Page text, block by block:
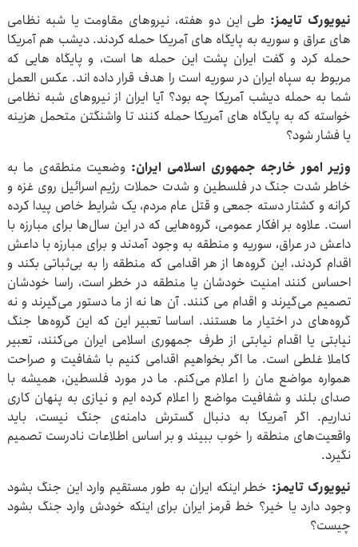
نیویورک تایمز: طی این دو هفته، نیروهای مقاومت یا شبه نظامی
های عراق و سوریه به پایگاه های آمریکا حمله کردند. دیشب هم آمریکا
حمله کرد و گفت ایران پشت این حمله ها است، و پایگاه هایی که
مربوط به سپاه ایران در سوریه است را هدف قرار داده اند. عکس العمل
شما به حمله دیشب آمریکا چه بود؟ آیا ایران از نیروهای شبه نظامی
خواسته که به پایگاه های آمریکا حمله کنند تا واشنگتن متحمل هزینه
یا فشار شود؟
وزیر امور خارجه جمهوری اسلامی ایران: وضعیت منطقه‌ی ما به
خاطر شدت جنگ در فلسطین و شدت حملات رژیم اسرائیل روی غزه و
کرانه و کشتار دسته جمعی و قتل عام مردم، یک شرایط خاص پیدا کرده
است. علاوه بر افکار عمومی، گروه‌هایی که در این سال‌ها برای مبارزه با
داعش در عراق، سوریه و منطقه به وجود آمدند و برای مبارزه با داعش
اقدام کردند، این گروه‌ها از هر اقدامی که منطقه را به بی‌ثباتی بکند و
احساس کنند امنیت خودشان یا منطقه در خطر است، راسا خودشان
تصمیم می‌گیرند و اقدام می کنند. آن ها نه از ما دستور می‌گیرند و نه
گروه‌های در اختیار ما هستند. اساسا تعبیر این که این گروه‌ها جنگ
نیابتی یا اقدام نیابتی از طرف جمهوری اسلامی ایران می‌کنند، تعبیر
کاملا غلطی است. ما اگر بخواهیم اقدامی کنیم با شفافیت و صراحت
همواره مواضع مان را اعلام می‌کنم. ما در مورد فلسطین، همیشه با
صدای بلند و شفافیت مواضع را اعلام کرده ایم و نیازی به پنهان کاری
نداریم. اگر آمریکا به دنبال گسترش دامنه‌ی جنگ نیست، باید
واقعیت‌های منطقه را خوب ببیند و بر اساس اطلاعات نادرست تصمیم
نگیرد.
نیویورک تایمز: خطر اینکه ایران به طور مستقیم وارد این جنگ بشود
وجود دارد یا خیر؟ خط قرمز ایران برای اینکه خودش وارد جنگ بشود
چیست؟